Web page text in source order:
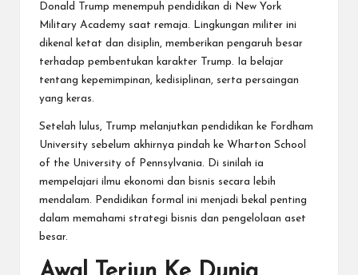
Donald Trump menempuh pendidikan di New York
Military Academy saat remaja. Lingkungan militer ini
dikenal ketat dan disiplin, memberikan pengaruh besar
terhadap pembentukan karakter Trump. Ia belajar
tentang kepemimpinan, kedisiplinan, serta persaingan
yang keras.
Setelah lulus, Trump melanjutkan pendidikan ke Fordham
University sebelum akhirnya pindah ke Wharton School
of the University of Pennsylvania. Di sinilah ia
mempelajari ilmu ekonomi dan bisnis secara lebih
mendalam. Pendidikan formal ini menjadi bekal penting
dalam memahami strategi bisnis dan pengelolaan aset
besar.